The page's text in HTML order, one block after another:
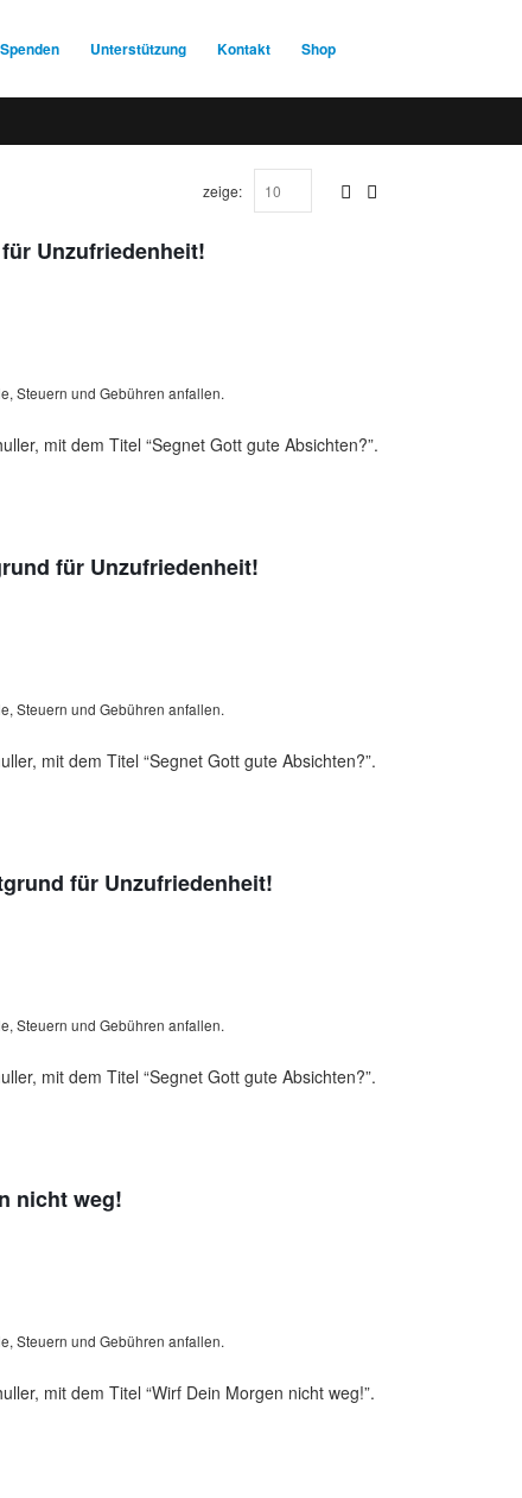
Spenden Unterstützung Kontakt Shop
zeige:
Unzufriedenheit!
Steuern und Gebühren anfallen.
mit dem Titel “Segnet Gott gute Absichten?”.
für Unzufriedenheit!
Steuern und Gebühren anfallen.
mit dem Titel “Segnet Gott gute Absichten?”.
für Unzufriedenheit!
Steuern und Gebühren anfallen.
mit dem Titel “Segnet Gott gute Absichten?”.
nicht weg!
Steuern und Gebühren anfallen.
mit dem Titel “Wirf Dein Morgen nicht weg!”.